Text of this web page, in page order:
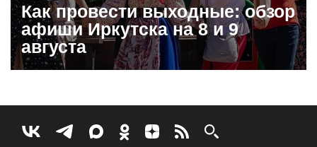
Как провести выходные: обзор
афиши Иркутска на 8 и 9
августа